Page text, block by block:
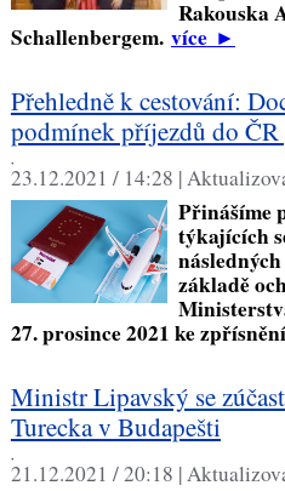
Rakouska
Schallenbergem. více►
Přehledně k cestování:
podmínek příjezdů do
23.12.2021 / 14:28 |
Přinášíme
týkajících
základě
27. prosince 2021 ke
Ministr Lipavský se
Turecka v Budapešti
21.12.2021 / 20:18 |